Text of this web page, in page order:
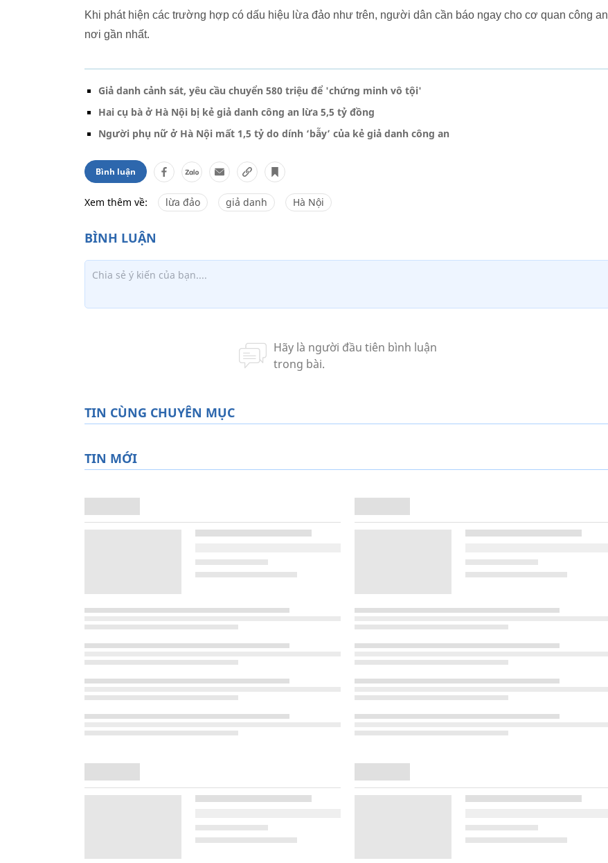
Khi phát hiện các trường hợp có dấu hiệu lừa đảo như trên, người dân cần báo ngay cho cơ quan công an
nơi gần nhất.
Giả danh cảnh sát, yêu cầu chuyển 580 triệu để 'chứng minh vô tội'
Hai cụ bà ở Hà Nội bị kẻ giả danh công an lừa 5,5 tỷ đồng
Người phụ nữ ở Hà Nội mất 1,5 tỷ do dính ‘bẫy’ của kẻ giả danh công an
Bình luận
Xem thêm về: lừa đảo giả danh Hà Nội
TIN CÙNG CHUYÊN MỤC
TIN MỚI